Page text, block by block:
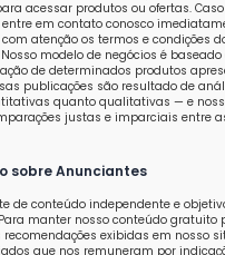
acessar produtos ou ofertas.
em contato conosco
atenção os termos e condições
modelo de negócios é
de determinados produtos
publicações são resultado de
quanto qualitativas — e
justas e imparciais entre
sobre Anunciantes
de conteúdo independente e
manter nosso conteúdo gratuito
exibidas em nosso
que nos remuneram por